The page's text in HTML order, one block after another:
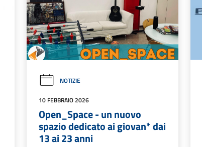
NOTIZIE
10 FEBBRAIO 2026
Open_Space - un nuovo
spazio dedicato ai giovan* dai
13 ai 23 anni